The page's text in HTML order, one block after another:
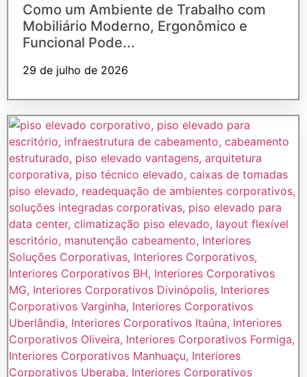
Como um Ambiente de Trabalho com
Mobiliário Moderno, Ergonômico e
Funcional Pode...
29 de julho de 2026